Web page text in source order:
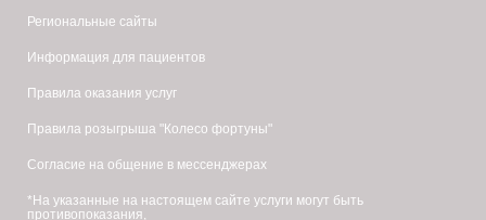
Региональные сайты
Информация для пациентов
Правила оказания услуг
Правила розыгрыша "Колесо фортуны"
Согласие на общение в мессенджерах
*На указанные на настоящем сайте услуги могут быть
противопоказания,